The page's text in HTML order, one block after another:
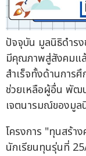
ปัจจุบัน มูลนิธิดำร
มีคุณภาพสู่สังคมแล้
สำเร็จทั้งด้านการ
ช่วยเหลือผู้อื่น พัฒ
เจตนารมณ์ของมูล
โครงการ "ทุนสร้า
นักเรียนทุนรุ่นที่